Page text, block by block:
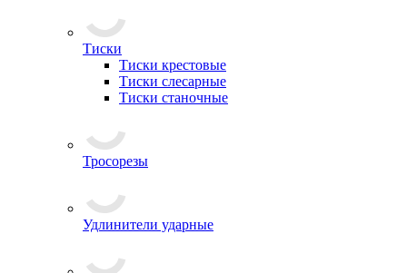
Тиски
Тиски крестовые
Тиски слесарные
Тиски станочные
Тросорезы
Удлинители ударные